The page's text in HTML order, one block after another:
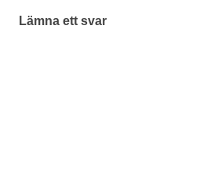
Lämna ett svar